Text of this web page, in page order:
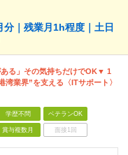
｜残業月1h程度｜土日
る」その気持ちだけでOK▼ 1
湾業界”を支える〈ITサポート〉
学歴不問 ベテランOK
賞与複数月 面接1回